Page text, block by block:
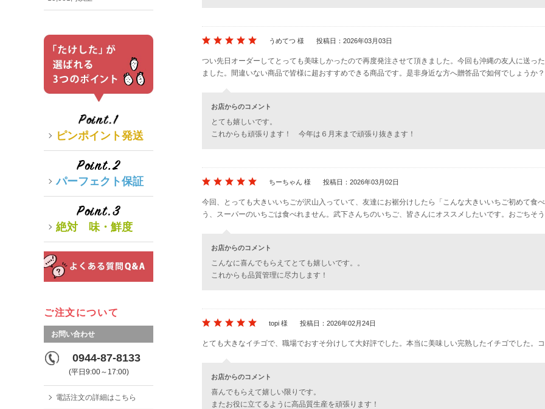
うめてつ 様 投稿日：2026年03月03日
つい先日オーダーしてとっても美味しかったので再度発注させて頂きました。今回も沖縄の友人に送っ
ました。間違いない商品で皆様に超おすすめできる商品です。是非身近な方へ贈答品で如何でしょうか？
お店からのコメント
とても嬉しいです。
これからも頑張ります！ 今年は６月末まで頑張り抜きます！
ちーちゃん 様 投稿日：2026年03月02日
今回、とっても大きいいちごが沢山入っていて、友達にお裾分けしたら「こんな大きいいちご初めて食
う、スーパーのいちごは食べれません。武下さんちのいちご、皆さんにオススメしたいです。おごちそう
お店からのコメント
こんなに喜んでもらえてとても嬉しいです。。
これからも品質管理に尽力します！
topi 様 投稿日：2026年02月24日
とても大きなイチゴで、職場でおすそ分けして大好評でした。本当に美味しい完熟したイチゴでした。
お店からのコメント
喜んでもらえて嬉しい限りです。
またお役に立てるように高品質生産を頑張ります！
ピンポイント発送
パーフェクト保証
絶対 味・鮮度
ご注文について
お問い合わせ
0944-87-8133
(平日9:00～17:00)
電話注文の詳細はこちら